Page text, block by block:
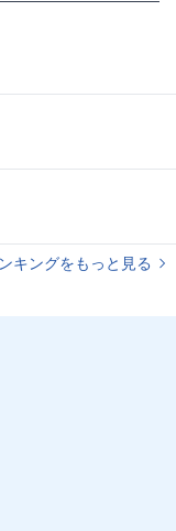
キングをもっと見る